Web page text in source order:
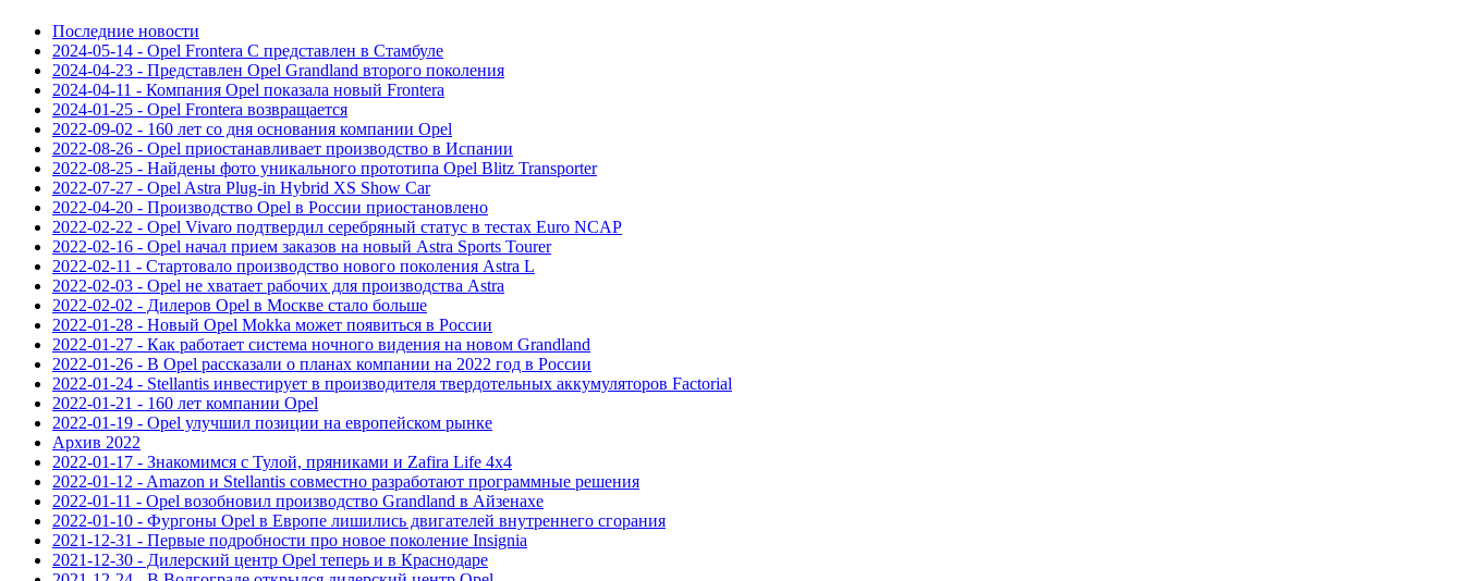
Последние новости
2024-05-14 - Opel Frontera C представлен в Стамбуле
2024-04-23 - Представлен Opel Grandland второго поколения
2024-04-11 - Компания Opel показала новый Frontera
2024-01-25 - Opel Frontera возвращается
2022-09-02 - 160 лет со дня основания компании Opel
2022-08-26 - Opel приостанавливает производство в Испании
2022-08-25 - Найдены фото уникального прототипа Opel Blitz Transporter
2022-07-27 - Opel Astra Plug-in Hybrid XS Show Car
2022-04-20 - Производство Opel в России приостановлено
2022-02-22 - Opel Vivaro подтвердил серебряный статус в тестах Euro NCAP
2022-02-16 - Opel начал прием заказов на новый Astra Sports Tourer
2022-02-11 - Стартовало производство нового поколения Astra L
2022-02-03 - Opel не хватает рабочих для производства Astra
2022-02-02 - Дилеров Opel в Москве стало больше
2022-01-28 - Новый Opel Mokka может появиться в России
2022-01-27 - Как работает система ночного видения на новом Grandland
2022-01-26 - В Opel рассказали о планах компании на 2022 год в России
2022-01-24 - Stellantis инвестирует в производителя твердотельных аккумуляторов Factorial
2022-01-21 - 160 лет компании Opel
2022-01-19 - Opel улучшил позиции на европейском рынке
Архив 2022
2022-01-17 - Знакомимся с Тулой, пряниками и Zafira Life 4x4
2022-01-12 - Amazon и Stellantis совместно разработают программные решения
2022-01-11 - Opel возобновил производство Grandland в Айзенахе
2022-01-10 - Фургоны Opel в Европе лишились двигателей внутреннего сгорания
2021-12-31 - Первые подробности про новое поколение Insignia
2021-12-30 - Дилерский центр Opel теперь и в Краснодаре